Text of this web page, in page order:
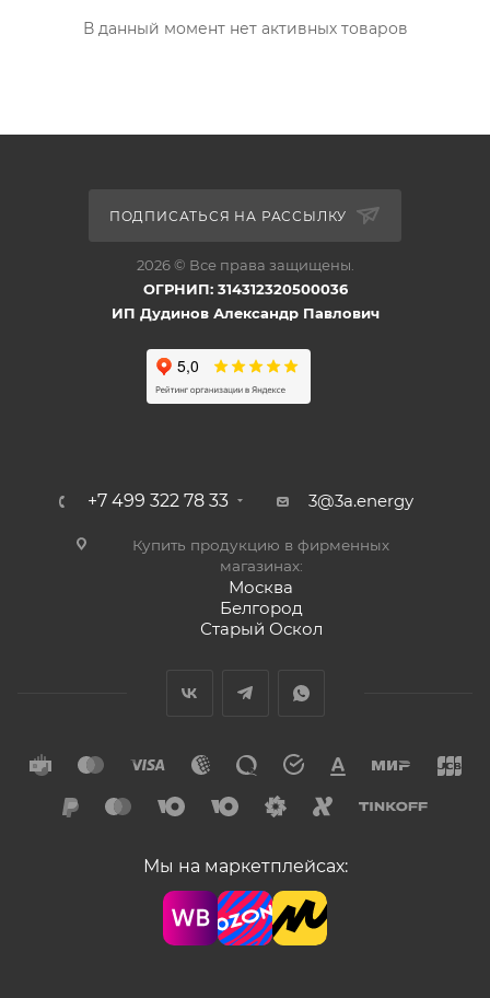
В данный момент нет активных товаров
ПОДПИСАТЬСЯ НА РАССЫЛКУ
2026 © Все права защищены.
ОГРНИП: 314312320500036
ИП Дудинов Александр Павлович
+7 499 322 78 33 3@3a.energy
Купить продукцию в фирменных
магазинах:
Москва
Белгород
Старый Оскол
Мы на маркетплейсах: